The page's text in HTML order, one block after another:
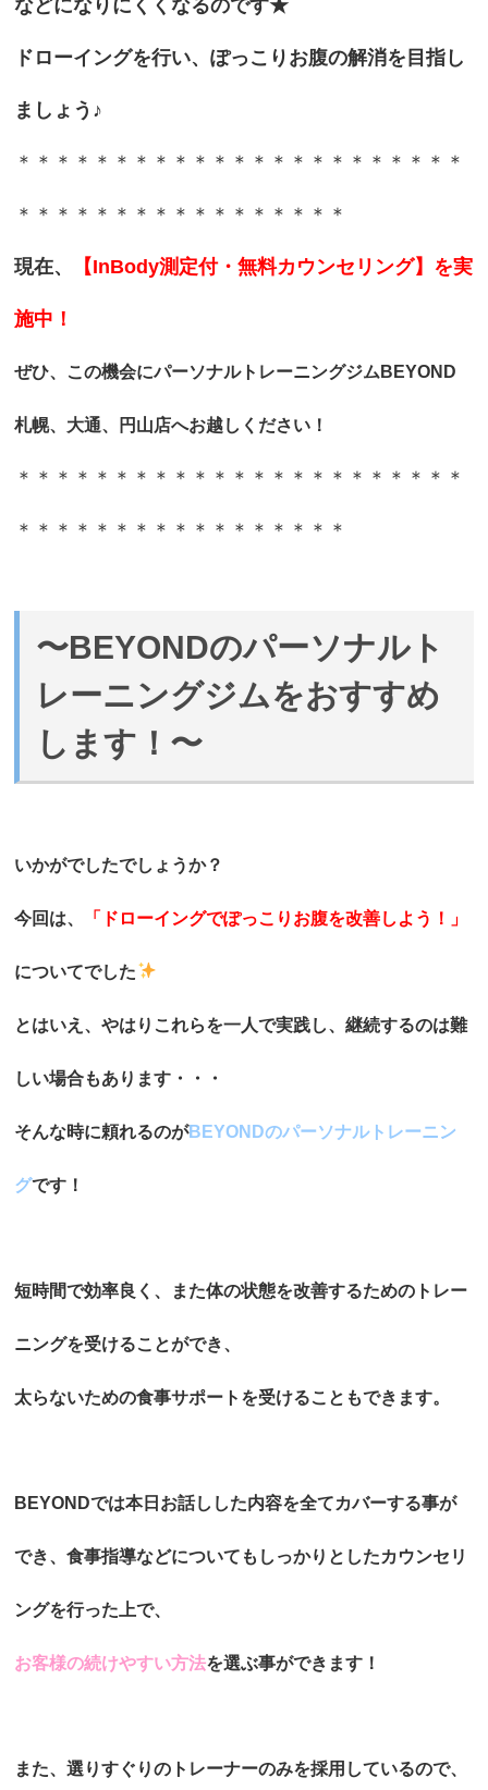
などになりにくくなるのです★
ドローイングを行い、ぽっこりお腹の解消を目指し
ましょう♪
＊＊＊＊＊＊＊＊＊＊＊＊＊＊＊＊＊＊＊＊＊＊＊
＊＊＊＊＊＊＊＊＊＊＊＊＊＊＊＊＊
現在、 【InBody測定付・無料カウンセリング】を実
施中！
ぜひ、この機会にパーソナルトレーニングジムBEYOND
札幌、大通、円山店へお越しください！
＊＊＊＊＊＊＊＊＊＊＊＊＊＊＊＊＊＊＊＊＊＊＊
＊＊＊＊＊＊＊＊＊＊＊＊＊＊＊＊＊
〜BEYONDのパーソナルト
レーニングジムをおすすめ
します！〜
いかがでしたでしょうか？
今回は、 「ドローイングでぽっこりお腹を改善しよう！」
についてでした
とはいえ、やはりこれらを一人で実践し、継続するのは難
しい場合もあります・・・
そんな時に頼れるのがBEYONDのパーソナルトレーニン
グです！
短時間で効率良く、また体の状態を改善するためのトレー
ニングを受けることができ、
太らないための食事サポートを受けることもできます。
BEYONDでは本日お話しした内容を全てカバーする事が
でき、食事指導などについてもしっかりとしたカウンセリ
ングを行った上で、
お客様の続けやすい方法を選ぶ事ができます！
また、選りすぐりのトレーナーのみを採用しているので、